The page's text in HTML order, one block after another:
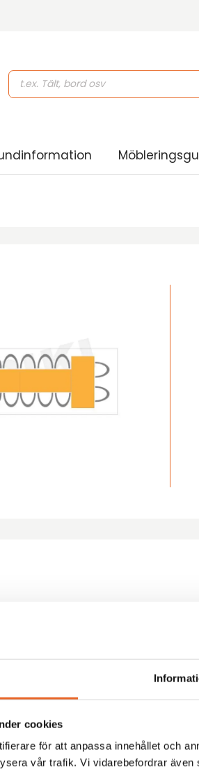
cookies
för att anpassa innehållet och
vår trafik. Vi vidarebefordrar
Products
search
följande
Hyrespris:45,00kr